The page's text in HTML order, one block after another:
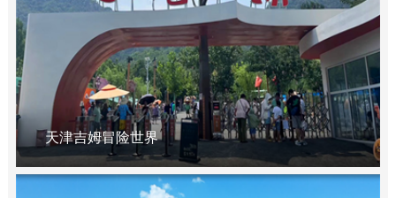
天津吉姆冒险世界